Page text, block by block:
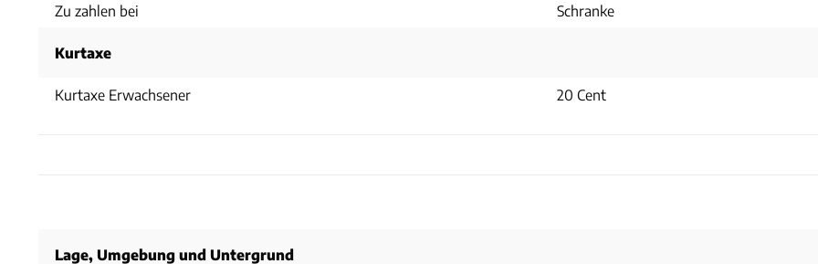
Zu zahlen bei
Schranke
Kurtaxe
Kurtaxe Erwachsener 20 Cent
Lage, Umgebung und Untergrund